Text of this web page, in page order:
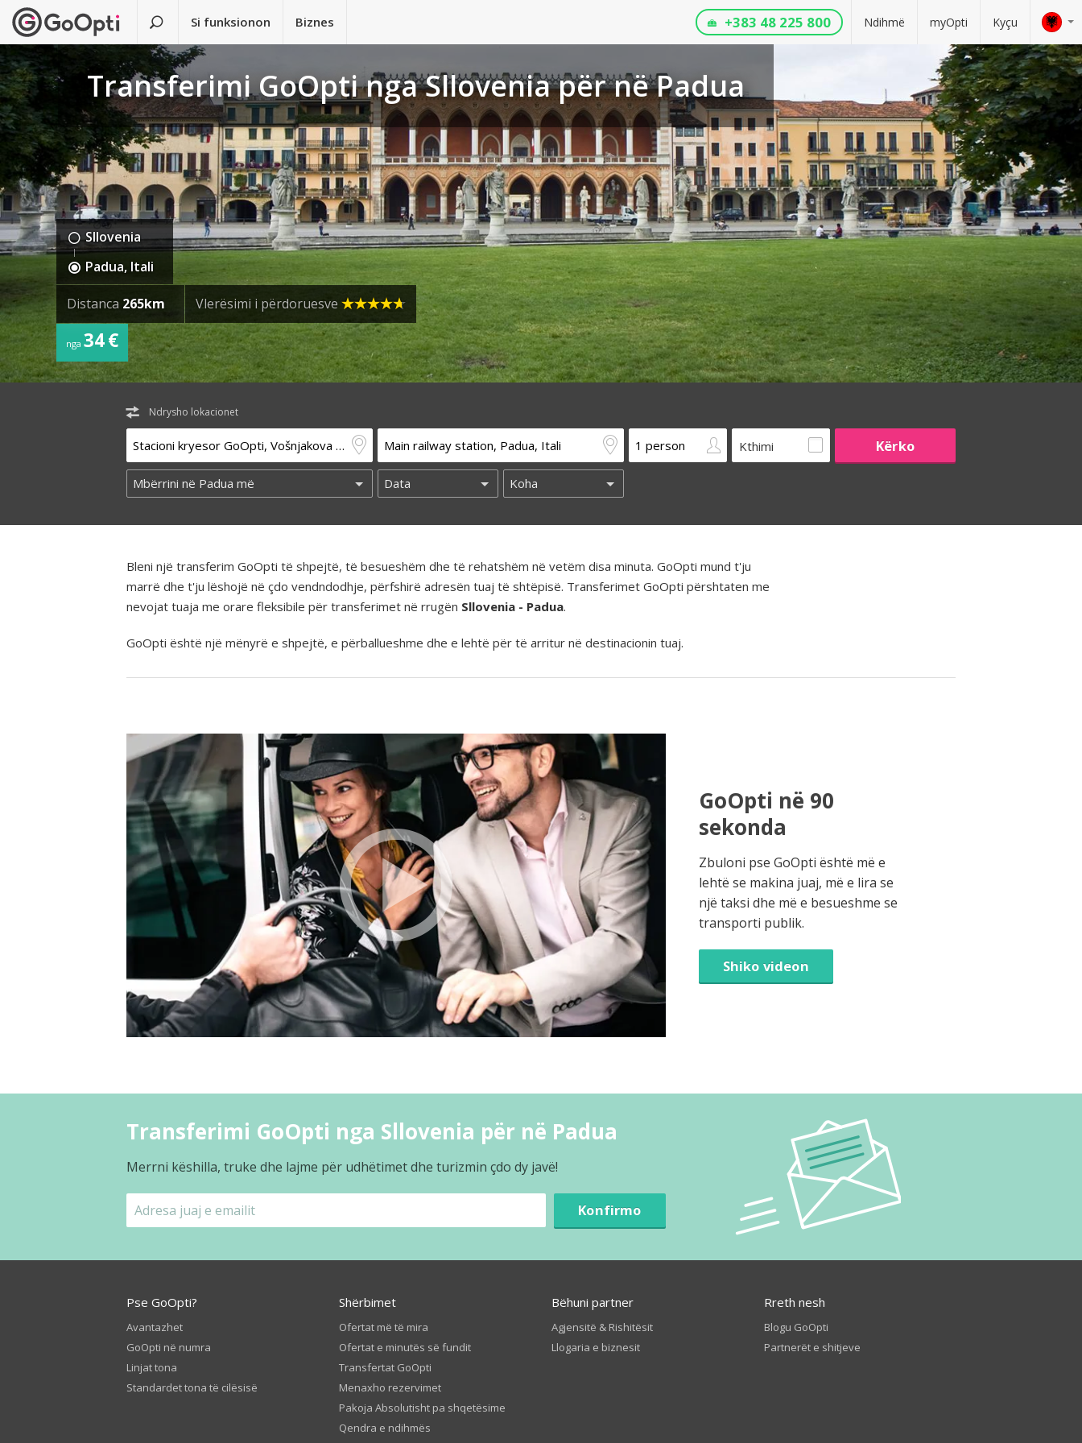
Si funksionon Biznes Ndihmë myOpti Kyçu
+383 48 225 800
Transferimi GoOpti nga Sllovenia për në Padua
Sllovenia
Padua, Itali
Distanca 265km Vlerësimi i përdoruesve
nga34 €
Ndrysho lokacionet
Kthimi
Bleni një transferim GoOpti të shpejtë, të besueshëm dhe të rehatshëm në vetëm disa minuta. GoOpti mund t'ju
marrë dhe t'ju lëshojë në çdo vendndodhje, përfshirë adresën tuaj të shtëpisë. Transferimet GoOpti përshtaten me
nevojat tuaja me orare fleksibile për transferimet në rrugën Sllovenia - Padua.
GoOpti është një mënyrë e shpejtë, e përballueshme dhe e lehtë për të arritur në destinacionin tuaj.
GoOpti në 90
sekonda
Zbuloni pse GoOpti është më e
lehtë se makina juaj, më e lira se
një taksi dhe më e besueshme se
transporti publik.
Shiko videon
Transferimi GoOpti nga Sllovenia për në Padua
Merrni këshilla, truke dhe lajme për udhëtimet dhe turizmin çdo dy javë!
Konfirmo
Pse GoOpti?
Avantazhet
GoOpti në numra
Linjat tona
Standardet tona të cilësisë
Shërbimet
Ofertat më të mira
Ofertat e minutës së fundit
Transfertat GoOpti
Menaxho rezervimet
Pakoja Absolutisht pa shqetësime
Qendra e ndihmës
Bëhuni partner
Agjensitë & Rishitësit
Llogaria e biznesit
Rreth nesh
Blogu GoOpti
Partnerët e shitjeve